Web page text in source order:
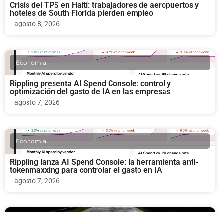
Crisis del TPS en Haití: trabajadores de aeropuertos y
hoteles de South Florida pierden empleo
agosto 8, 2026
Economia
Rippling presenta AI Spend Console: control y
optimización del gasto de IA en las empresas
agosto 7, 2026
Economia
Rippling lanza AI Spend Console: la herramienta anti-
tokenmaxxing para controlar el gasto en IA
agosto 7, 2026